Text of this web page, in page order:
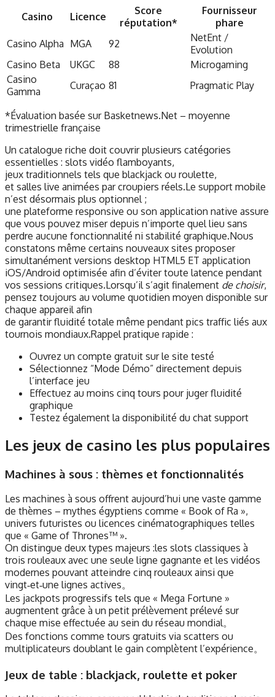
Casino Licence
Score
réputation*
Fournisseur
phare
Casino Alpha MGA 92
NetEnt /
Evolution
Casino Beta
UKGC 88
Microgaming
Casino
Gamma
Curaçao 81 Pragmatic Play
*Évaluation basée sur Basketnews.Net – moyenne
trimestrielle française
Un catalogue riche doit couvrir plusieurs catégories
essentielles : slots vidéo flamboyants,
jeux traditionnels tels que blackjack ou roulette,
et salles live animées par croupiers réels.Le support mobile
n’est désormais plus optionnel ;
une plateforme responsive ou son application native assure
que vous pouvez miser depuis n’importe quel lieu sans
perdre aucune fonctionnalité ni stabilité graphique.Nous
constatons même certains nouveaux sites proposer
simultanément versions desktop HTML5 ET application
iOS/Android optimisée afin d’éviter toute latence pendant
vos sessions critiques.Lorsqu’il s’agit finalement de choisir,
pensez toujours au volume quotidien moyen disponible sur
chaque appareil afin
de garantir fluidité totale même pendant pics traffic liés aux
tournois mondiaux.Rappel pratique rapide :
Ouvrez un compte gratuit sur le site testé
Sélectionnez “Mode Démo” directement depuis
l’interface jeu
Effectuez au moins cinq tours pour juger fluidité
graphique
Testez également la disponibilité du chat support
Les jeux de casino les plus populaires
Machines à sous : thèmes et fonctionnalités
Les machines à sous offrent aujourd’hui une vaste gamme
de thèmes – mythes égyptiens comme « Book of Ra »,
univers futuristes ou licences cinématographiques telles
que « Game of Thrones™ ».
On distingue deux types majeurs :les slots classiques à
trois rouleaux avec une seule ligne gagnante et les vidéos
modernes pouvant atteindre cinq rouleaux ainsi que
vingt‑et‑une lignes actives。
Les jackpots progressifs tels que « Mega Fortune »
augmentent grâce à un petit prélèvement prélevé sur
chaque mise effectuée au sein du réseau mondial。
Des fonctions comme tours gratuits via scatters ou
multiplicateurs doublant le gain complètent l’expérience。
Jeux de table : blackjack, roulette et poker